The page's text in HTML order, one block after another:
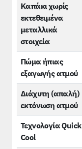
Καπάκι χωρίς
εκτεθειμένα
μεταλλικά
στοιχεία
Πώμα ήπιας
εξαγωγής ατμού
Διάχυτη (απαλή)
εκτόνωση ατμού
Τεχνολογία Quick
Cool